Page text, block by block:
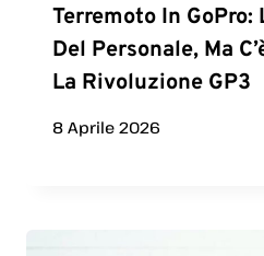
Terremoto In
Del Personale, Ma
La Rivoluzione GP3
8 Aprile 2026